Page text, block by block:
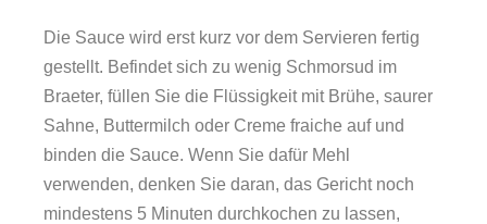
Die Sauce wird erst kurz vor dem Servieren fertig
gestellt. Befindet sich zu wenig Schmorsud im
Braeter, füllen Sie die Flüssigkeit mit Brühe, saurer
Sahne, Buttermilch oder Creme fraiche auf und
binden die Sauce. Wenn Sie dafür Mehl
verwenden, denken Sie daran, das Gericht noch
mindestens 5 Minuten durchkochen zu lassen,